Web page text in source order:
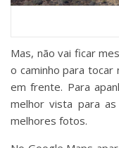
Mas, não vai ficar
o caminho para
em frente. Para
melhor vista para
melhores fotos.